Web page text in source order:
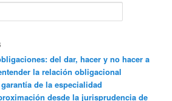
del dar, hacer y no hacer a
la relación obligacional
de la especialidad
desde la jurisprudencia de